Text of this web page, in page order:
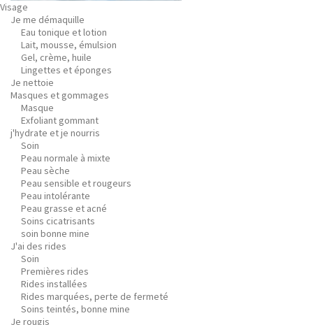
Visage
Je me démaquille
Eau tonique et lotion
Lait, mousse, émulsion
Gel, crème, huile
Lingettes et éponges
Je nettoie
Masques et gommages
Masque
Exfoliant gommant
j'hydrate et je nourris
Soin
Peau normale à mixte
Peau sèche
Peau sensible et rougeurs
Peau intolérante
Peau grasse et acné
Soins cicatrisants
soin bonne mine
J'ai des rides
Soin
Premières rides
Rides installées
Rides marquées, perte de fermeté
Soins teintés, bonne mine
Je rougis